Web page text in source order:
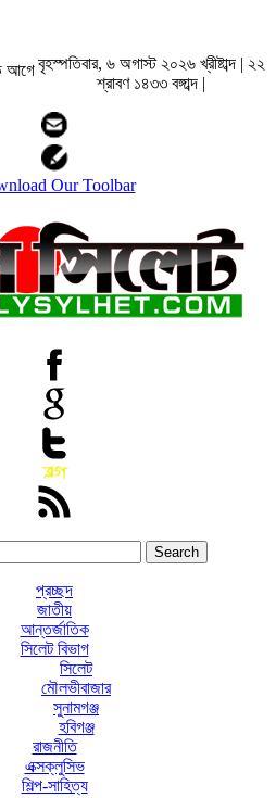
আগেবৃহস্পতিবার, ৬ অগাস্ট ২০২৬ খ্রীষ্টাব্দ | ২২
শ্রাবণ ১৪৩৩ বঙ্গাব্দ |
Our Toolbar
প্রচ্ছদ
জাতীয়
আন্তর্জাতিক
সিলেট বিভাগ
সিলেট
মৌলভীবাজার
সুনামগঞ্জ
হবিগঞ্জ
রাজনীতি
এক্সক্লুসিভ
শিল্প-সাহিত্য